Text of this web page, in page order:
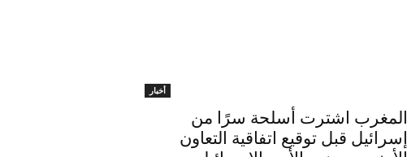
أخبار
المغرب اشترت أسلحة سرًا من
إسرائيل قبل توقيع اتفاقية التعاون